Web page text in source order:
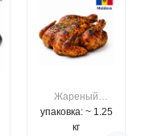
Жареный
цыпленок
упаковка: ~ 1.25
кг